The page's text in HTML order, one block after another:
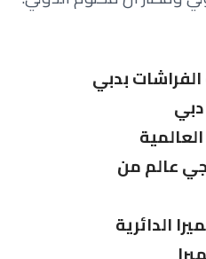
جي عالم من